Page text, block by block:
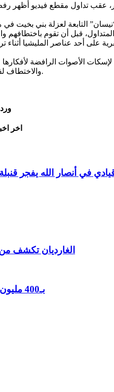
عقب تداول مقطع فيديو أظهر
التابعة لعزلة بني بخيت
أحد عناصر المليشيا أثناء
الأصوات الرافضة
والاختطاف لفرض الولاء بالقوة ومنع أي تعبير معارض داخل المناطق الواقعة تحت سيطرتها.
اخر
في أنصار الله يفجر
الغارديان تكشف
بـ400 مليون دولار الجيش الأمريكي يقترب من صفقة ليزر لمواجهة المسيرات